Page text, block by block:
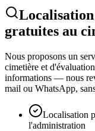
gratuites au
Nous proposons un
cimetière et
informations — nous
mail ou WhatsApp,
Localisation
l'administration